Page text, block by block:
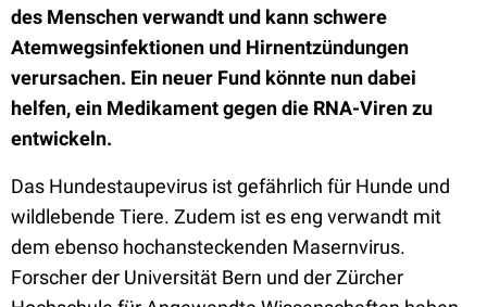
des Menschen verwandt und kann schwere
Atemwegsinfektionen und Hirnentzündungen
verursachen. Ein neuer Fund könnte nun dabei
helfen, ein Medikament gegen die RNA-Viren zu
entwickeln.
Das Hundestaupevirus ist gefährlich für Hunde und
wildlebende Tiere. Zudem ist es eng verwandt mit
dem ebenso hochansteckenden Masernvirus.
Forscher der Universität Bern und der Zürcher